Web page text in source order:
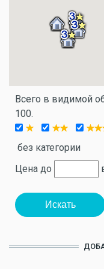
Всего в видимой
100.
без категории
Цена до
Искать